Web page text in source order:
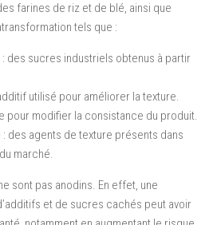
farines de riz et de blé, ainsi que
tels que :
: des sucres industriels obtenus à partir
utilisé pour améliorer la texture.
pour modifier la consistance du produit.
: des agents de texture présents dans
marché.
sont pas anodins. En effet, une
et de sucres cachés peut avoir